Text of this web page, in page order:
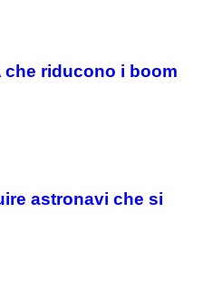
che riducono i boom
astronavi che si